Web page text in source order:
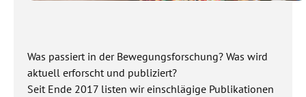
Was passiert in der Bewegungsforschung? Was wird
aktuell erforscht und publiziert?
Seit Ende 2017 listen wir einschlägige Publikationen